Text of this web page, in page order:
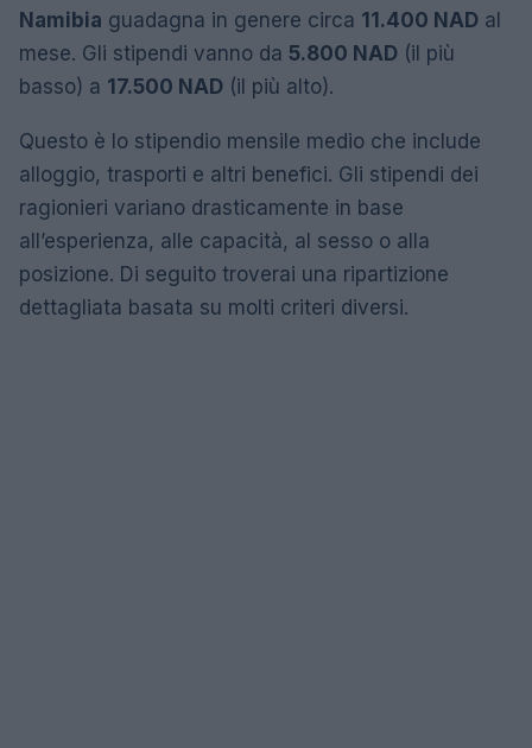
Namibia guadagna in genere circa 11.400 NAD al
mese. Gli stipendi vanno da 5.800 NAD (il più
basso) a 17.500 NAD (il più alto).
Questo è lo stipendio mensile medio che include
alloggio, trasporti e altri benefici. Gli stipendi dei
ragionieri variano drasticamente in base
all’esperienza, alle capacità, al sesso o alla
posizione. Di seguito troverai una ripartizione
dettagliata basata su molti criteri diversi.